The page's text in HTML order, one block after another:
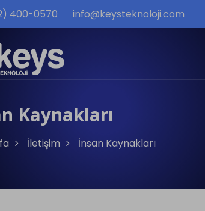
400-0570 info@keysteknoloji.com
Kaynakları
İletişim İnsan Kaynakları